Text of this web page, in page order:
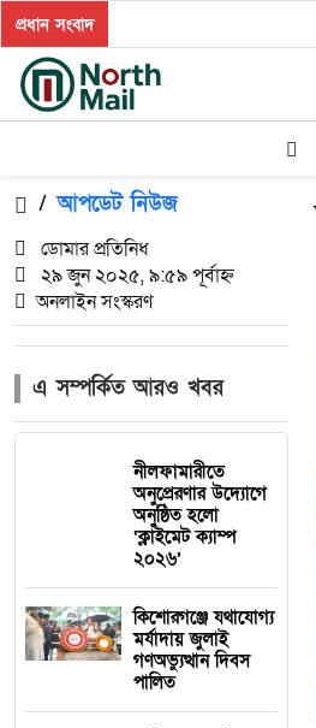
প্রধান সংবাদ
/ আপডেট নিউজ
ডোমার প্রতিনিধ
২৯ জুন ২০২৫, ৯:৫৯ পূর্বাহ্ন
অনলাইন সংস্করণ
এ সম্পর্কিত আরও খবর
নীলফামারীতে
অনুপ্রেরণার উদ্যোগে
অনুষ্ঠিত হলো
‘ক্লাইমেট ক্যাম্প
২০২৬’
কিশোরগঞ্জে যথাযোগ্য
মর্যাদায় জুলাই
গণঅভ্যুত্থান দিবস
পালিত